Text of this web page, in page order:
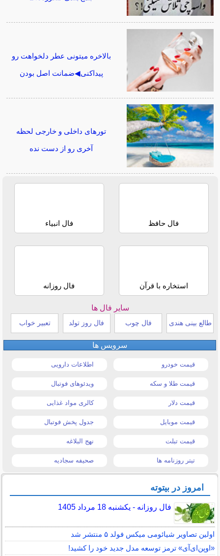
بالاخره میتونی عطر دلخواهت رو
پیداکنی◀ضمانت اصل بودن
تورهای داخلی و خارجی لحظه
آخری رو از دست نده
فال حافظ فال انبیاء
استخاره با قرآن فال روزانه
سایر فال ها
طالع بینی هندی فال چوب فال روز تولد تعبیر خواب
سرویس ها
قیمت خودرو اطلاعات دارویی
قیمت طلا و سکه ویدئوهای فوتبال
قیمت دلار کالری مواد غذایی
قیمت موبایل جدول پخش فوتبال
قیمت تبلت نهج البلاغه
تیتر روزنامه ها صحیفه سجادیه
امروز در بیتوته
فال روزانه - یکشنبه 18 مرداد 1405
اولین تصاویر شیائومی میکس فولد ۵ منتشر شد
«اوپن‌ای‌آی» ترمز توسعه مدل جدید خود را کشید!